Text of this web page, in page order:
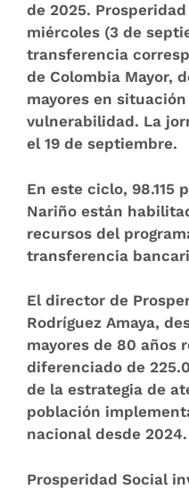
de 2025.
miércoles (3 de
transferencia
de Colombia Mayor,
mayores en
vulnerabilidad. La
el 19 de septiembre.
En este ciclo, 98.115
Nariño están
recursos del
transferencia
El director de
Rodríguez Amaya,
mayores de 80 años
diferenciado de
de la estrategia de
población
nacional desde 2024.
Prosperidad Social